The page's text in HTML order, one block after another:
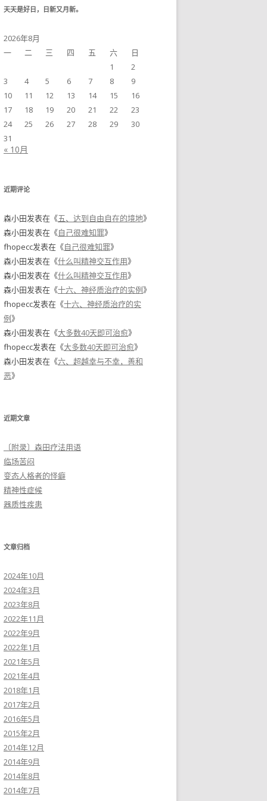
天天是好日，日新又月新。
2026年8月
一
二 三 四 五 六
日
1
2
3
4 5 6 7 8
9
10
11 12 13 14 15
16
17
18 19 20 21 22
23
24
25 26 27 28 29
30
31
« 10月
近期评论
森小田发表在《五、达到自由自在的境地》
森小田发表在《自己很难知罪》
fhopecc发表在《自己很难知罪》
森小田发表在《什么叫精神交互作用》
森小田发表在《什么叫精神交互作用》
森小田发表在《十六、神经质治疗的实例》
fhopecc发表在《十六、神经质治疗的实
例》
森小田发表在《大多数40天即可治愈》
fhopecc发表在《大多数40天即可治愈》
森小田发表在《六、超越幸与不幸，善和
恶》
近期文章
〔附录〕森田疗法用语
临场苦闷
变态人格者的怪癖
精神性症候
器质性疾患
文章归档
2024年10月
2024年3月
2023年8月
2022年11月
2022年9月
2022年1月
2021年5月
2021年4月
2018年1月
2017年2月
2016年5月
2015年2月
2014年12月
2014年9月
2014年8月
2014年7月